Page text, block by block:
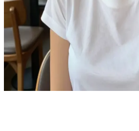
Емма
Емма — світловолоса дівчина в білій
Ви зустрічаєте Емму в затишній
одягнена в гарну білу футболку. \n Вона
поспілкуватися, і тепер вам
Show more